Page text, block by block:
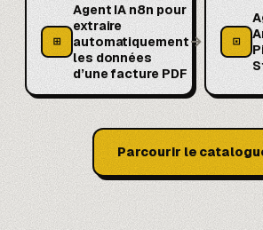
⊞
Agent IA n8n pour
extraire
automatiquement
les données
d’une facture PDF
→ ⊡
Parcourir le